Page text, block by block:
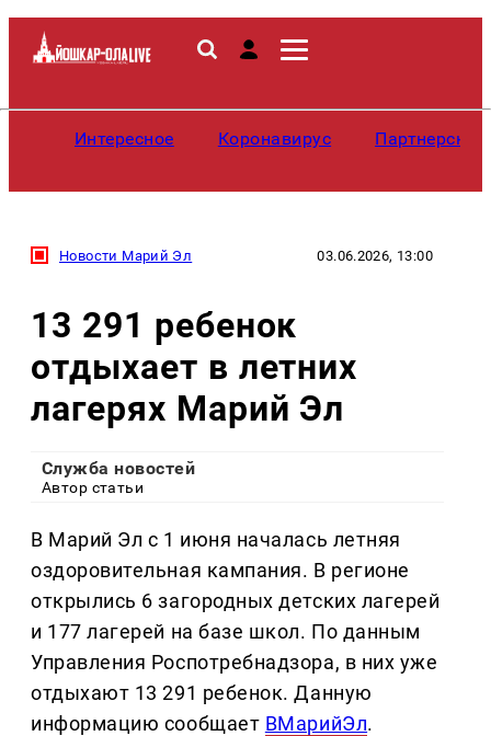
Интересное Коронавирус
Новости Марий Эл 03.06.2026, 13:00
13 291 ребенок
отдыхает в летних
лагерях Марий Эл
Служба новостей
Автор статьи
В Марий Эл с 1 июня началась летняя
оздоровительная кампания. В регионе
открылись 6 загородных детских лагерей
и 177 лагерей на базе школ. По данным
Управления Роспотребнадзора, в них уже
отдыхают 13 291 ребенок. Данную
информацию сообщает ВМарийЭл.